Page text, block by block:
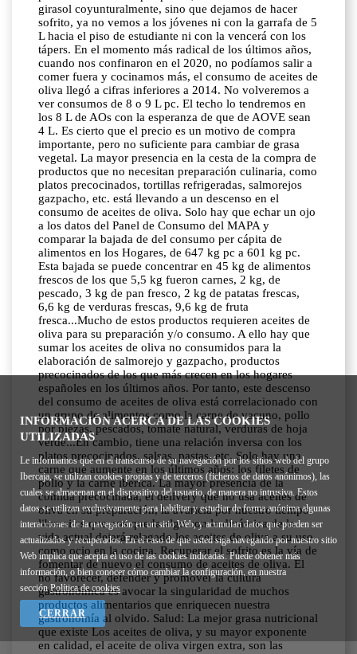
INFORMACIÓN ACERCA DE LAS COOKIES
UTILIZADAS
Le informamos que en el transcurso de su navegación por los sitios web del grupo
Ibercaja, se utilizan cookies propias y de terceros (ficheros de datos anónimos), las
cuales se almacenan en el dispositivo del usuario, de manera no intrusiva. Estos
datos se utilizan exclusivamente para habilitar y estudiar de forma anónima algunas
interacciones de la navegación en un sitio Web, y acumulan datos que pueden ser
actualizados y recuperados. En el caso de que usted siga navegando por nuestro sitio
Web implica que acepta el uso de las cookies indicadas. Puede obtener más
información, o bien conocer cómo cambiar la configuración, en nuestra
secciónPolítica de cookies
CERRAR